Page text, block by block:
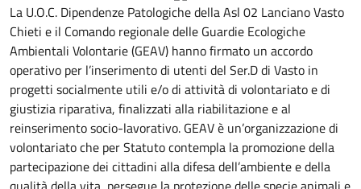
La U.O.C. Dipendenze Patologiche della Asl 02 Lanciano Vasto
Chieti e il Comando regionale delle Guardie Ecologiche
Ambientali Volontarie (GEAV) hanno firmato un accordo
operativo per l’inserimento di utenti del Ser.D di Vasto in
progetti socialmente utili e/o di attività di volontariato e di
giustizia riparativa, finalizzati alla riabilitazione e al
reinserimento socio-lavorativo. GEAV è un’organizzazione di
volontariato che per Statuto contempla la promozione della
partecipazione dei cittadini alla difesa dell’ambiente e della